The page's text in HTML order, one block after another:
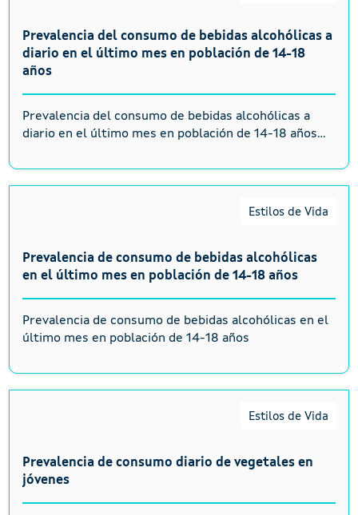
Prevalencia del consumo de bebidas alcohólicas a
diario en el último mes en población de 14-18
años
Prevalencia del consumo de bebidas alcohólicas a
diario en el último mes en población de 14-18 años...
Estilos de Vida
Prevalencia de consumo de bebidas alcohólicas
en el último mes en población de 14-18 años
Prevalencia de consumo de bebidas alcohólicas en el
último mes en población de 14-18 años
Estilos de Vida
Prevalencia de consumo diario de vegetales en
jóvenes